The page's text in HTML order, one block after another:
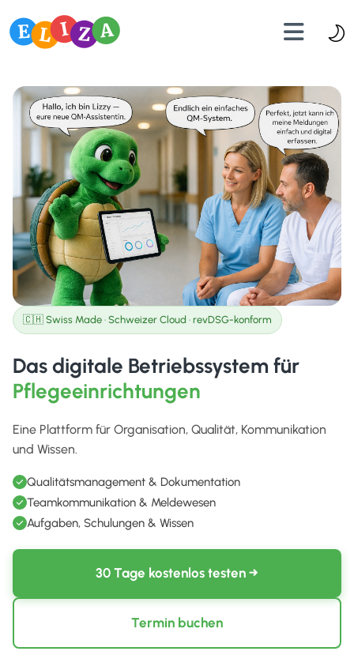
🇨🇭 Swiss Made · Schweizer Cloud · revDSG-konform
Das digitale Betriebssystem für
Pflegeeinrichtungen
Eine Plattform für Organisation, Qualität, Kommunikation
und Wissen.
Qualitätsmanagement & Dokumentation
Teamkommunikation & Meldewesen
Aufgaben, Schulungen & Wissen
30 Tage kostenlos testen →
Termin buchen